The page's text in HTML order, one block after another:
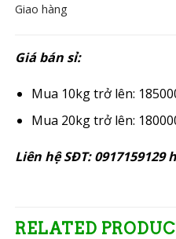
Giao hàng
Giá bán sỉ:
Mua 10kg trở lên:
Mua 20kg trở lên:
Liên hệ SĐT: 0917159129
RELATED